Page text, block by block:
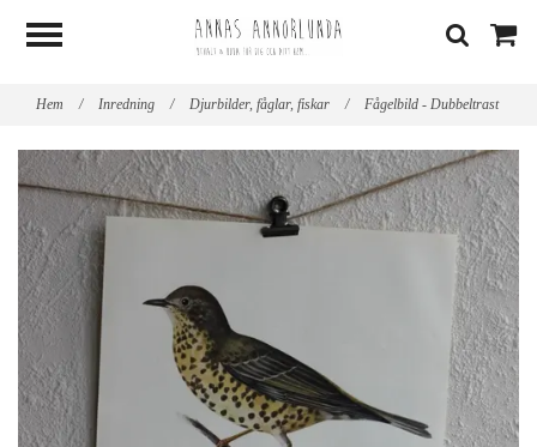
Hem / Inredning / Djurbilder, fåglar, fiskar / Fågelbild - Dubbeltrast